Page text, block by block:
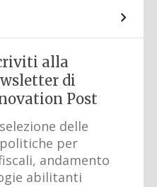
alla
di
Post
delle
per
andamento
abilitanti